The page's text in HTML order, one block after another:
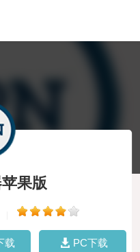
果版
载 PC下载